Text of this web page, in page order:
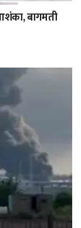
बागमती